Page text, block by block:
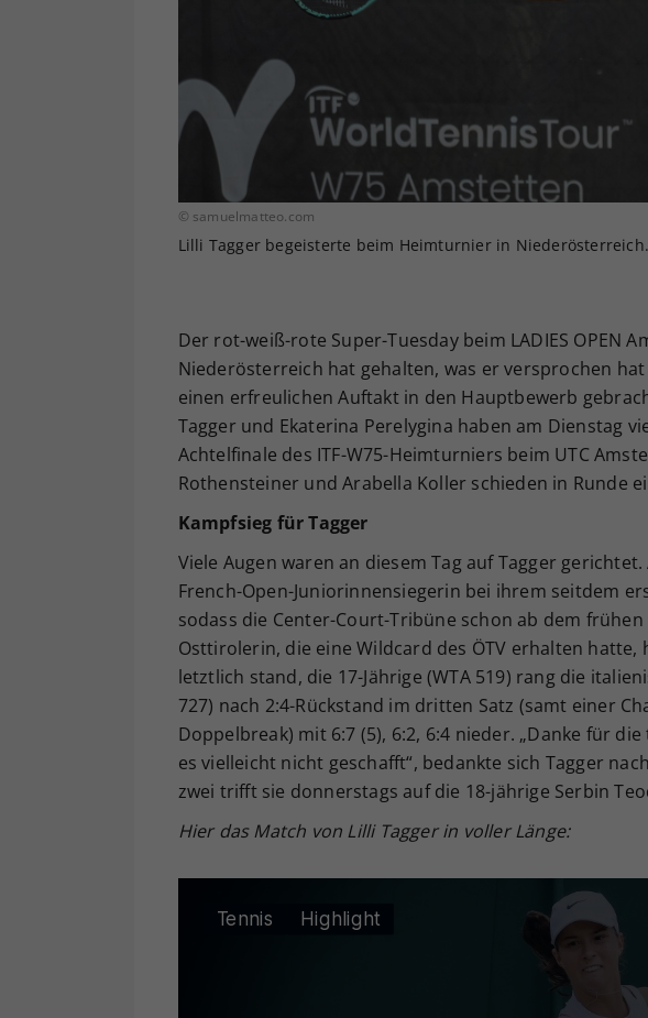
© samuelmatteo.com
Lilli Tagger begeisterte beim Heimturnier in Niederösterreich.
Der rot-weiß-rote Super-Tuesday beim LADIES OPEN
Niederösterreich hat gehalten, was er versprochen
einen erfreulichen Auftakt in den Hauptbewerb
Tagger und Ekaterina Perelygina haben am Dienstag
Achtelfinale des ITF-W75-Heimturniers beim UTC
Rothensteiner und Arabella Koller schieden in Runde
Kampfsieg für Tagger
Viele Augen waren an diesem Tag auf Tagger
French-Open-Juniorinnensiegerin bei ihrem seitdem
sodass die Center-Court-Tribüne schon ab dem
Osttirolerin, die eine Wildcard des ÖTV erhalten
letztlich stand, die 17-Jährige (WTA 519) rang die
727) nach 2:4-Rückstand im dritten Satz (samt einer
Doppelbreak) mit 6:7 (5), 6:2, 6:4 nieder. „Danke für
es vielleicht nicht geschafft“, bedankte sich Tagger
zwei trifft sie donnerstags auf die 18-jährige Serbin
Hier das Match von Lilli Tagger in voller Länge: